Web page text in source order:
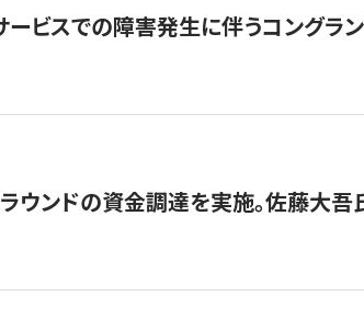
ービスでの障害発生に伴うコングラ
ウンドの資金調達を実施。佐藤大吾